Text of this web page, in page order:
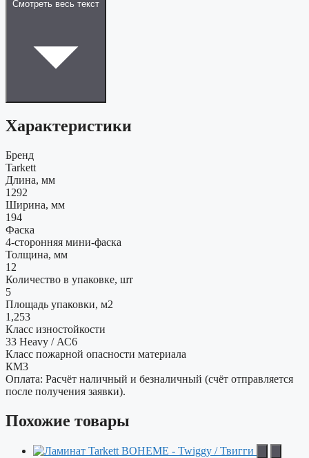
Смотреть весь текст
Характеристики
Бренд
Tarkett
Длина, мм
1292
Ширина, мм
194
Фаска
4-сторонняя мини-фаска
Толщина, мм
12
Количество в упаковке, шт
5
Площадь упаковки, м2
1,253
Класс изностойкости
33 Heavy / АС6
Класс пожарной опасности материала
КМ3
Оплата: Расчёт наличный и безналичный (счёт отправляется
после получения заявки).
Похожие товары